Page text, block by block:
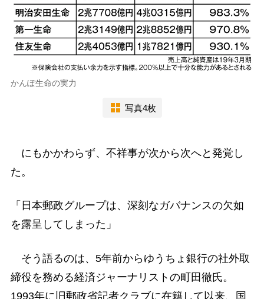
かんぽ生命の実力
写真4枚
にもかかわらず、不祥事が次から次へと発覚し
た。
「日本郵政グループは、深刻なガバナンスの欠如
を露呈してしまった」
そう語るのは、5年前からゆうちょ銀行の社外取
締役を務める経済ジャーナリストの町田徹氏。
1993年に旧郵政省記者クラブに在籍して以来、国